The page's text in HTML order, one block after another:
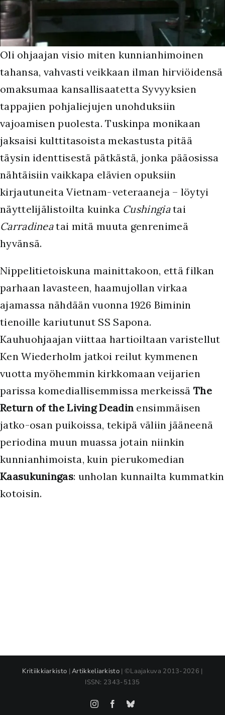
Oli ohjaajan visio miten kunnianhimoinen
tahansa, vahvasti veikkaan ilman hirviöidensä
omaksumaa kansallisaatetta Syvyyksien
tappajien pohjaliejujen unohduksiin
vajoamisen puolesta. Tuskinpa monikaan
jaksaisi kulttitasoista mekastusta pitää
täysin identtisestä pätkästä, jonka pääosissa
nähtäisiin vaikkapa elävien opuksiin
kirjautuneita Vietnam-veteraaneja – löytyi
näyttelijälistoilta kuinka Cushingiatai
Carradineatai mitä muuta genrenimeä
hyvänsä.
Nippelitietoiskuna mainittakoon, että filkan
parhaan lavasteen, haamujollan virkaa
ajamassa nähdään vuonna 1926 Biminin
tienoille kariutunut SS Sapona.
Kauhuohjaajan viittaa hartioiltaan varistellut
Ken Wiederholm jatkoi reilut kymmenen
vuotta myöhemmin kirkkomaan veijarien
parissa komediallisemmissa merkeissäThe
Return of the Living Deadin ensimmäisen
jatko-osan puikoissa, tekipä väliin jääneenä
periodina muun muassa jotain niinkin
kunnianhimoista, kuin pierukomedian
Kaasukuningas: unholan kunnailta kummatkin
kotoisin.
Kritiikkiarkisto |Artikkeliarkisto | ©Laajakuva 2013-2026 |
ISSN: 2343-5135
InstagramFacebookBluesky